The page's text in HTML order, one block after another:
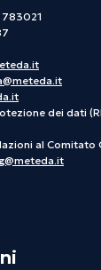
dei dati
al Comitato